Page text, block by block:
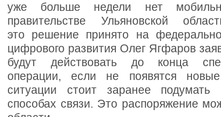
уже больше недели нет
правительстве Ульяновской
это решение принято на
цифрового развития Олег Ягфаров
будут действовать до конца
операции, если не появятся
ситуации стоит заранее подумать
способах связи. Это распоряжение